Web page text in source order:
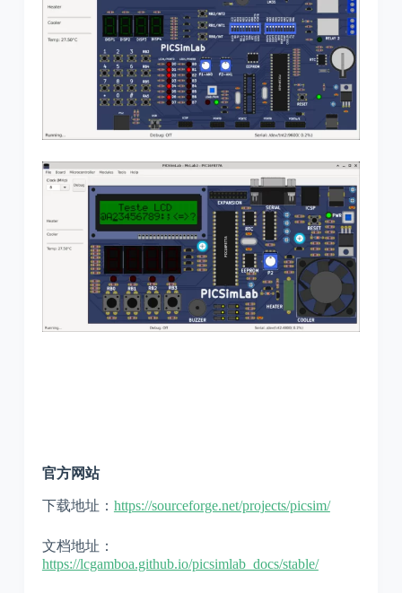
官方网站
下载地址： https://sourceforge.net/projects/picsim/
文档地址：
https://lcgamboa.github.io/picsimlab_docs/stable/